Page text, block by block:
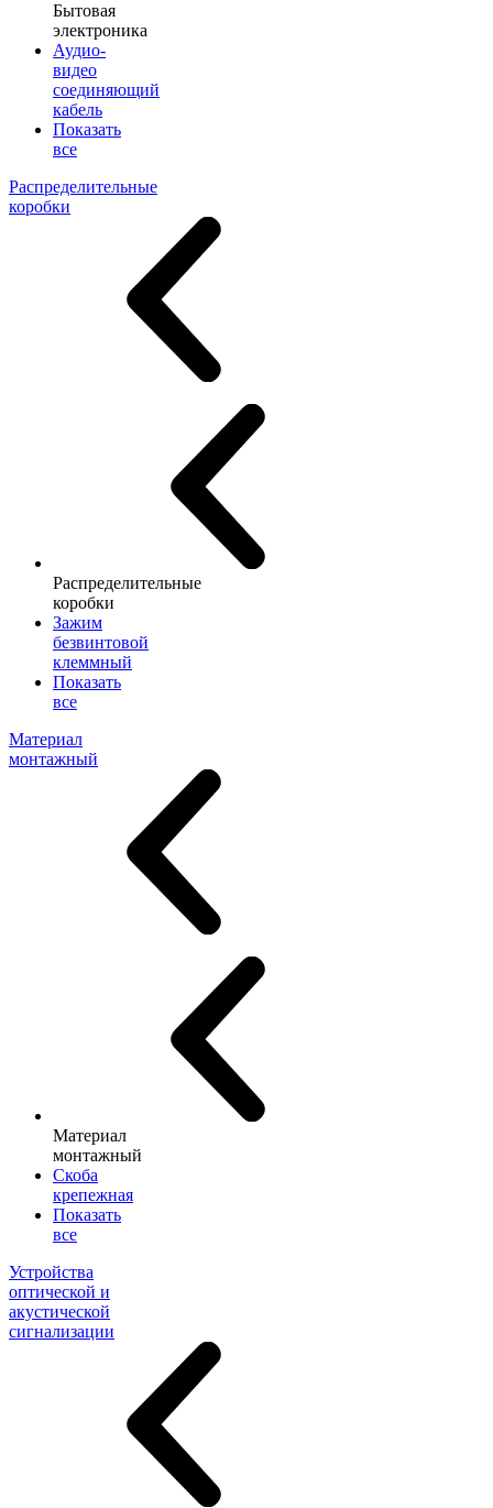
Бытовая
электроника
Аудио-
видео
соединяющий
кабель
Показать
все
Распределительные
коробки
Распределительные
коробки
Зажим
безвинтовой
клеммный
Показать
все
Материал
монтажный
Материал
монтажный
Скоба
крепежная
Показать
все
Устройства
оптической и
акустической
сигнализации